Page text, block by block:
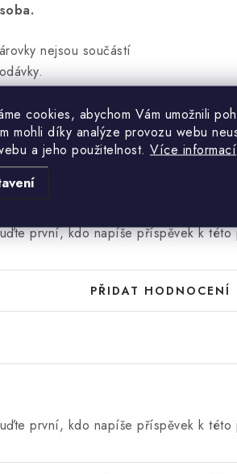
cookies, abychom Vám umožnili
mohli díky analýze provozu webu
a jeho použitelnost. Více informací
nejsou součástí
produktu
první, kdo napíše příspěvek k této
PŘIDAT HODNOCENÍ
první, kdo napíše příspěvek k této